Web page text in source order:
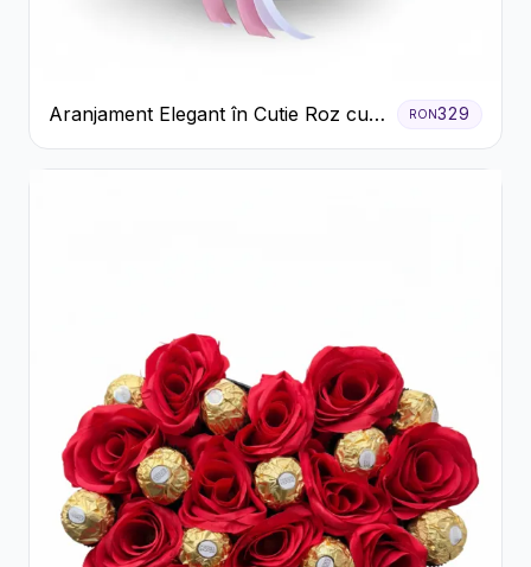
Aranjament Elegant în Cutie Roz cu
Trandafiri și Gerbera
RON329